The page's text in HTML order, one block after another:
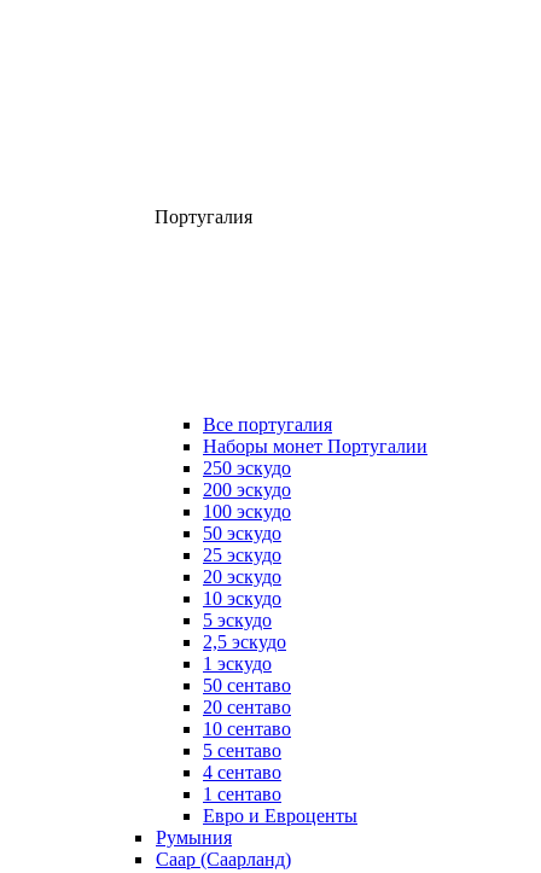
Португалия
Все португалия
Наборы монет Португалии
250 эскудо
200 эскудо
100 эскудо
50 эскудо
25 эскудо
20 эскудо
10 эскудо
5 эскудо
2,5 эскудо
1 эскудо
50 сентаво
20 сентаво
10 сентаво
5 сентаво
4 сентаво
1 сентаво
Евро и Евроценты
Румыния
Саар (Саарланд)